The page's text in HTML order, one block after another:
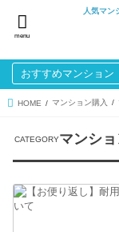
人気マン
menu
おすすめマンション
HOME マンション購入
マンシ